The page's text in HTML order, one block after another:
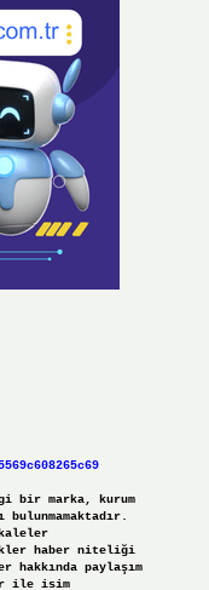
bir marka, kurum
haber niteliği
hakkında paylaşım
ile isim